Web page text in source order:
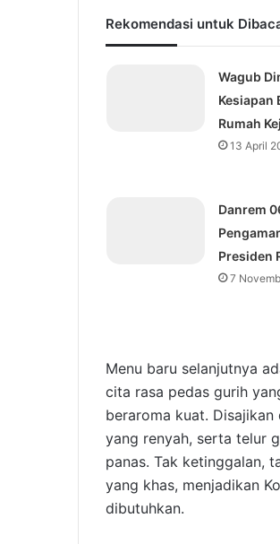
Rekomendasi untuk
Wagub
Kesiapan
Rumah
13 April
Danrem
Presiden
7
Menu baru selanjutnya
cita rasa pedas gurih
beraroma kuat.
yang renyah, serta telur
panas. Tak ketinggalan,
yang khas, menjadikan
dibutuhkan.